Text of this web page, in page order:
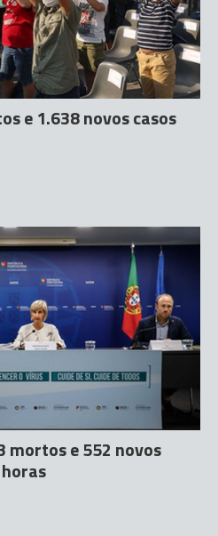
e 1.638 novos casos
mortos e 552 novos